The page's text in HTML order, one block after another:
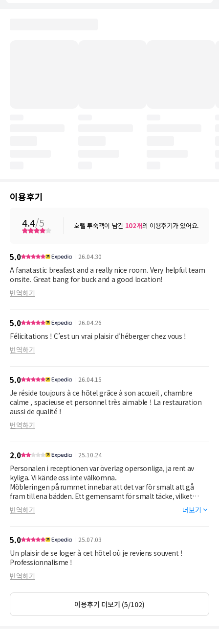
이용후기
4.4/5 호텔 투숙객이 남긴 102개의 이용후기가 있어요.
5.0 26.04.30
A fanatastic breafast and a really nice room. Very helpful team
onsite. Great bang for buck and a good location!
번역하기
5.0 26.04.26
Félicitations ! C’est un vrai plaisir d’héberger chez vous !
번역하기
5.0 26.04.15
Je réside toujours à ce hôtel grâce à son accueil , chambre
calme , spacieuse et personnel très aimable ! La restauration
aussi de qualité !
번역하기
2.0 25.10.24
Personalen i receptionen var överlag opersonliga, ja rent av
kyliga. Vi kände oss inte välkomna.
Möbleringen på rummet innebar att det var för smalt att gå
fram till ena bädden. Ett gemensamt för smalt täcke, vilket
gjorde att vi måste ligga nära mitten båda två. Vad är nyttan
med en queensäng då? Alltid bättre med var sitt täcke.
Vi bytte till annat hotell för fortsatt vistelse i Brasov.
번역하기 더보기
5.0 25.07.03
Un plaisir de se loger à cet hôtel où je reviens souvent !
Professionnalisme !
번역하기
이용후기 더보기 (5/102)